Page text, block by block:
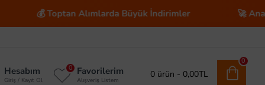
💰 Toptan Alımlarda Büyük İndirimler 🚀 Anahtar
Hesabım
Giriş / Kayıt Ol
Favorilerim
Alışveriş Listem
0
0 ürün - 0,00TL
0